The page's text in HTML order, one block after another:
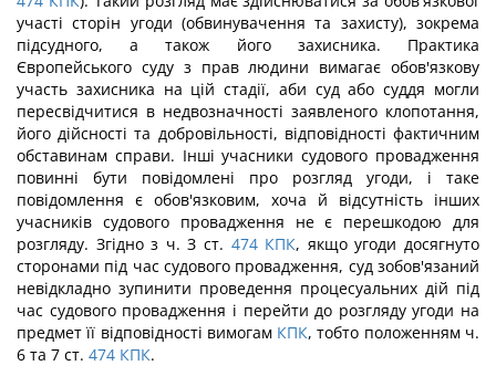
участі сторін угоди (обвинувачення та захисту), зокрема
підсудного, а також його захисника. Практика
Європейського суду з прав людини вимагає обов'язкову
участь захисника на цій стадії, аби суд або суддя могли
пересвідчитися в недвозначності заявленого клопотання,
його дійсності та добровільності, відповідності фактичним
обставинам справи. Інші учасники судового провадження
повинні бути повідомлені про розгляд угоди, і таке
повідомлення є обов'язковим, хоча й відсутність інших
учасників судового провадження не є перешкодою для
розгляду. Згідно з ч. З ст. 474 КПК, якщо угоди досягнуто
сторонами під час судового провадження, суд зобов'язаний
невідкладно зупинити проведення процесуальних дій під
час судового провадження і перейти до розгляду угоди на
предмет її відповідності вимогам КПК, тобто положенням ч.
6 та 7 ст. 474 КПК.